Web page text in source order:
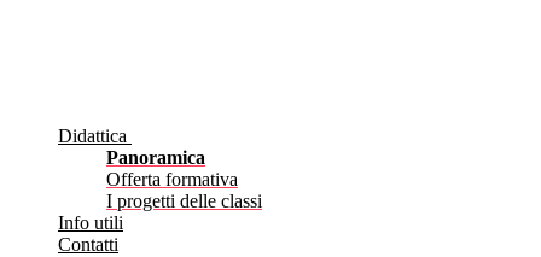
Didattica
Panoramica
Offerta formativa
I progetti delle classi
Info utili
Contatti